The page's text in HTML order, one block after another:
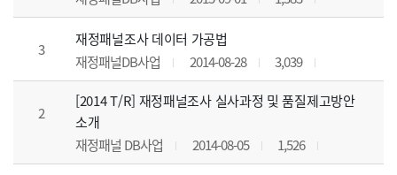
3
재정패널조사 데이터 가공법
재정패널DB사업
2014-08-28 3,039
2
[2014 T/R] 재정패널조사 실사과정 및 품질제고방안
소개
재정패널 DB사업
2014-08-05 1,526